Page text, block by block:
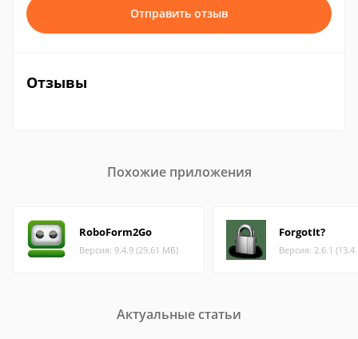
Отправить отзыв
Отзывы
Похожие приложения
RoboForm2Go
Версия: 9.4.9 (29.61 МБ)
ForgotIt?
Версия: 2.6.1
Актуальные статьи